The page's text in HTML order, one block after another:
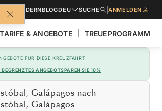
ANFORDERNBLOGDEU SUCHE ANMELDEN
TARIFE & ANGEBOTE TREUEPROGRAMM
FÜR DIESE KREUZFAHRT
BEGRENZTES ANGEBOTSPAREN SIE 10%
Galápagos nach
Galápagos